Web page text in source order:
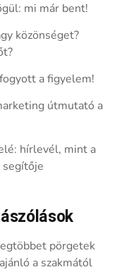
mi már bent!
közönséget?
a figyelem!
útmutató a
hírlevél, mint a
pörgetek
a szakmától